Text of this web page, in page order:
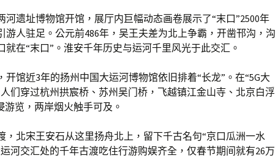
河遗址博物馆开馆，展厅内巨幅动态画卷展示了“末口”2500年
游人驻足。公元前486年，吴王夫差为北上争霸，开凿邗沟，沟
就在“末口”。淮安千年历史与运河千里风光于此交汇。
开馆近3年的扬州中国大运河博物馆依旧排着“长龙”。在“5G大
们穿过杭州拱宸桥、苏州吴门桥，飞越镇江金山寺、北京白浮
览，两岸烟火触手可及。
，北宋王安石从这里扬舟北上，留下千古名句“京口瓜洲一水
河交汇处的千年古渡吃住行游购娱齐全，仅春节期间就有26万